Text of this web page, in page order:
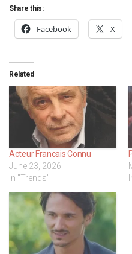
Share this:
Facebook X
Related
Acteur Francais Connu
June 23, 2026
In "Trends"